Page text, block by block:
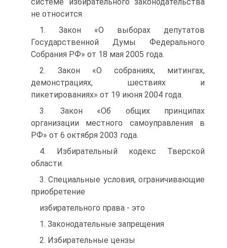
не относится
1. Закон «О выборах депутатов
Государственной Думы Федерального
Собрания РФ» от 18 мая 2005 года.
2. Закон «О собраниях, митингах,
демонстрациях, шествиях и
пикетированиях» от 19 июня 2004 года.
3. Закон «Об общих принципах
организации местного самоуправления в
РФ» от 6 октября 2003 года.
4. Избирательный кодекс Тверской
области.
3. Специальные условия, ограничивающие
приобретение
избирательного права - это
1. Законодательные запрещения
2. Избирательные цензы